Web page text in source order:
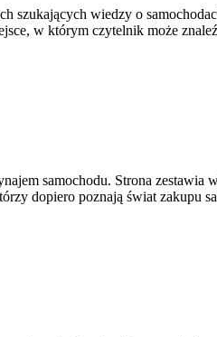
wiedzy o
w którym czytelnik może
samochodu. Strona
dopiero poznają świat zakupu